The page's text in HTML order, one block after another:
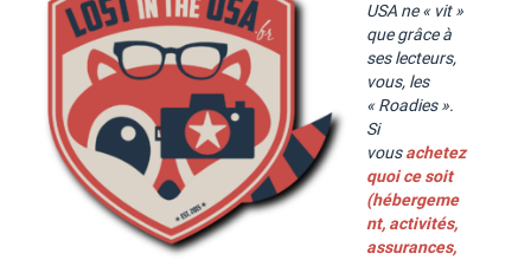
USA ne « vit »
que grâce à
ses lecteurs,
vous, les
« Roadies ».
Si
vousachetez
quoi ce soit
(hébergeme
nt, activités,
assurances,